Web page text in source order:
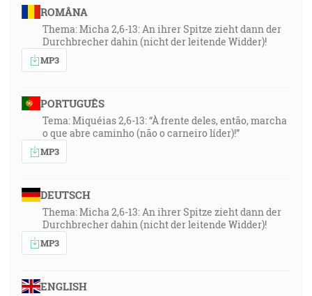
ROMÂNA
Thema: Micha 2,6-13: An ihrer Spitze zieht dann der
Durchbrecher dahin (nicht der leitende Widder)!
MP3
PORTUGUÊS
Tema: Miquéias 2,6-13: “À frente deles, então, marcha
o que abre caminho (não o carneiro líder)!”
MP3
DEUTSCH
Thema: Micha 2,6-13: An ihrer Spitze zieht dann der
Durchbrecher dahin (nicht der leitende Widder)!
MP3
ENGLISH